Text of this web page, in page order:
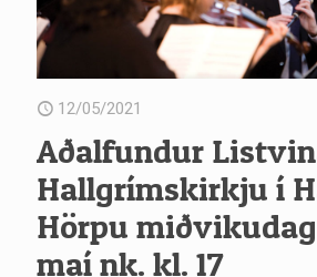
12/05/2021
Aðalfundur
Hallgrímskirkju í
Hörpu
maí nk. kl. 17